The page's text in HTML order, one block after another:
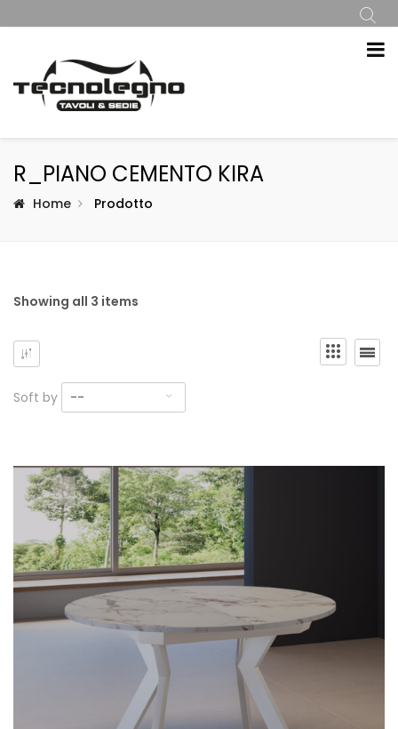
R_PIANO CEMENTO KIRA
Home Prodotto
Showing all 3 items
Soft by --